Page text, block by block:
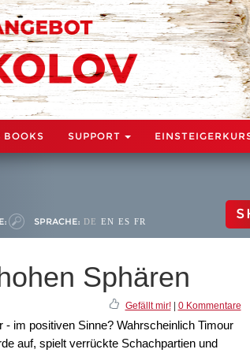
BOOKS SUPPORT
SPRACHE: DE EN ES FR
Sphären
Gefällt mir!| 0 Kommentare
im positiven Sinne? Wahrscheinlich Timour
auf, spielt verrückte Schachpartien und